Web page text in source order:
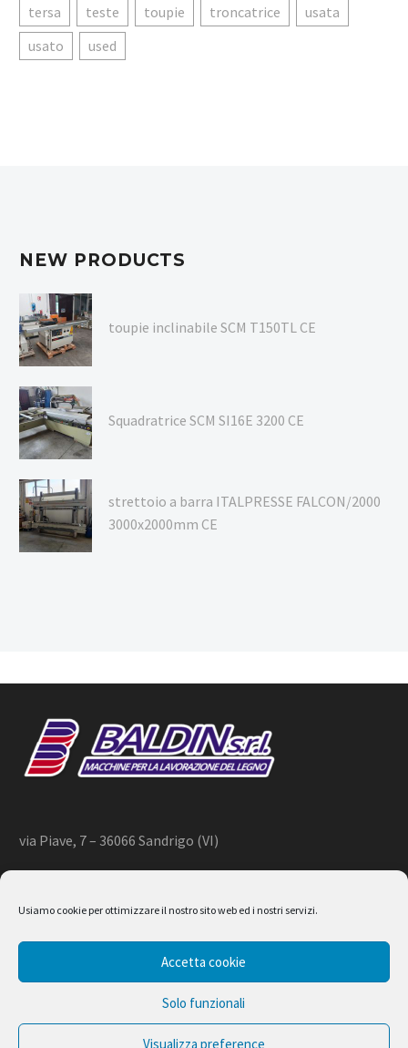
Usiamo cookie per ottimizzare il nostro sito web ed i nostri servizi.
Accetta cookie
Solo funzionali
Visualizza preference
tersa
teste toupie troncatrice
usata
usato
used
NEW PRODUCTS
toupie inclinabile SCM T150TL CE
Squadratrice SCM SI16E 3200 CE
strettoio a barra ITALPRESSE FALCON/2000
3000x2000mm CE
via Piave, 7 – 36066 Sandrigo (VI)
2020 © BALDIN srl
P.IVA 01266490240